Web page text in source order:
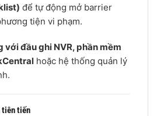
để tự động mở barrier
tiện vi phạm.
với đầu ghi NVR, phần mềm
hoặc hệ thống quản lý
tiên tiến